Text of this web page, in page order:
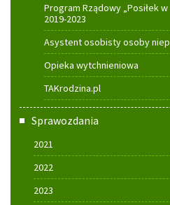
Program Rządowy „Posiłek
2019-2023
Asystent osobisty osoby
Opieka wytchnieniowa
TAKrodzina.pl
Sprawozdania
2021
2022
2023